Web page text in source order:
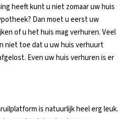
heeft kunt u niet zomaar uw huis
Dan moet u eerst uw
of u het huis mag verhuren. Veel
niet toe dat u uw huis verhuurt
Even uw huis verhuren is er
is natuurlijk heel erg leuk.